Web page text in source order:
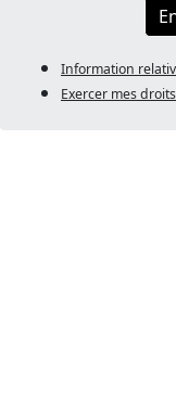
Information
Exercer mes droits